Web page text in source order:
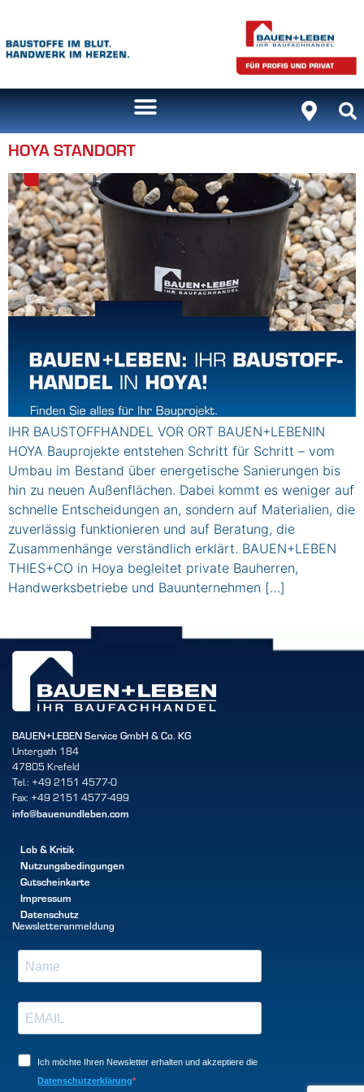
HOYA STANDORT
IHR BAUSTOFFHANDEL VOR ORT BAUEN+LEBENIN
HOYA Bauprojekte entstehen Schritt für Schritt – vom
Umbau im Bestand über energetische Sanierungen bis
hin zu neuen Außenflächen. Dabei kommt es weniger auf
schnelle Entscheidungen an, sondern auf Materialien, die
zuverlässig funktionieren und auf Beratung, die
Zusammenhänge verständlich erklärt. BAUEN+LEBEN
THIES+CO in Hoya begleitet private Bauherren,
Handwerksbetriebe und Bauunternehmen […]
BAUEN+LEBEN Service GmbH & Co. KG
Untergath 184
47805 Krefeld
Tel.: +49 2151 4577-0
Fax: +49 2151 4577-499
info@bauenundleben.com
Lob & Kritik
Nutzungsbedingungen
Gutscheinkarte
Impressum
Datenschutz
Newsletteranmeldung
Ich möchte Ihren Newsletter erhalten und akzeptiere die
Datenschutzerklärung